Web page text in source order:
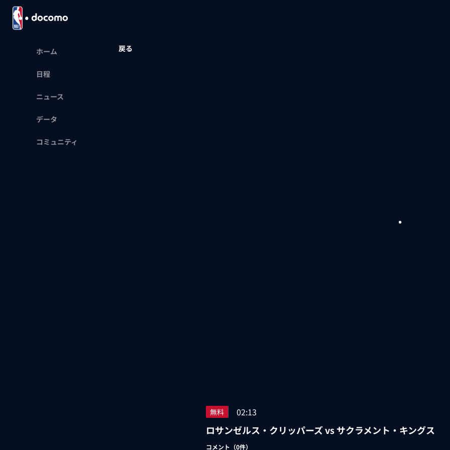
ホーム
日程
ニュース
データ
コミュニティ
戻る
無料 02:13
ロサンゼルス・クリッパーズ vs サクラメント・キングス
コメント（0件）